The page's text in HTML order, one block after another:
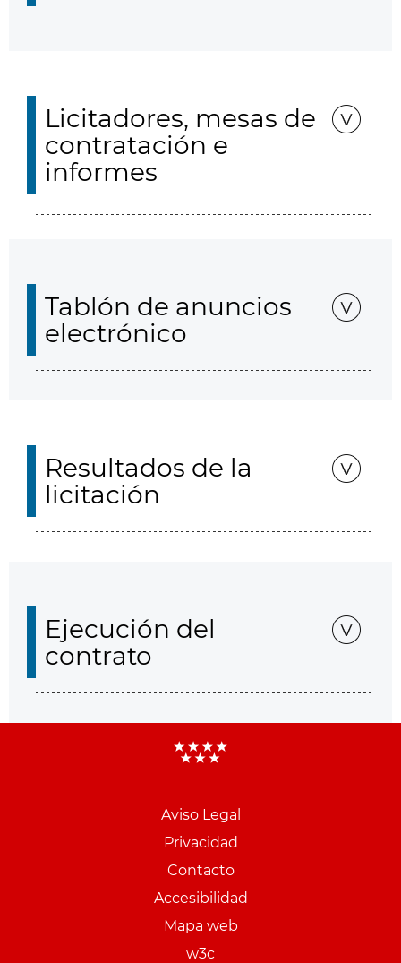
Licitadores, mesas de
contratación e
informes
Tablón de anuncios
electrónico
Resultados de la
licitación
Ejecución del
contrato
Aviso Legal
Privacidad
Contacto
Accesibilidad
Mapa web
w3c